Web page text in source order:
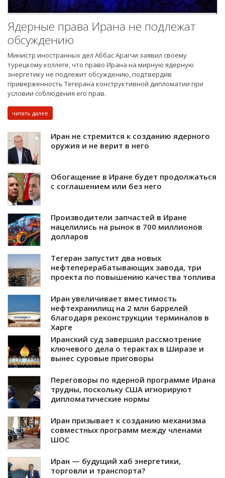
Ядерные права Ирана не подлежат
обсуждению
Министр иностранных дел Аббас Арагчи заявил своему
турецкому коллеге, что право Ирана на мирную ядерную
энергетику не подлежит обсуждению, подтвердив
приверженность Тегерана конструктивной дипломатии при
условии соблюдения его прав.
читать далее
Иран не стремится к созданию ядерного
оружия и не верит в него
Обогащение в Иране будет продолжаться
с соглашением или без него
Производители запчастей в Иране
нацелились на рынок в 700 миллионов
долларов
Тегеран запустит два новых
нефтеперерабатывающих завода, три
проекта по повышению качества топлива
Иран увеличивает вместимость
нефтехранилищ на 2 млн баррелей
благодаря реконструкции терминалов в
Харге
Иранский суд завершил рассмотрение
ключевого дела о терактах в Ширазе и
вынес суровые приговоры
Переговоры по ядерной программе Ирана
трудны, поскольку США игнорируют
дипломатические нормы
Иран призывает к созданию механизма
совместных программ между членами
ШОС
Иран — будущий хаб энергетики,
торговли и транспорта?